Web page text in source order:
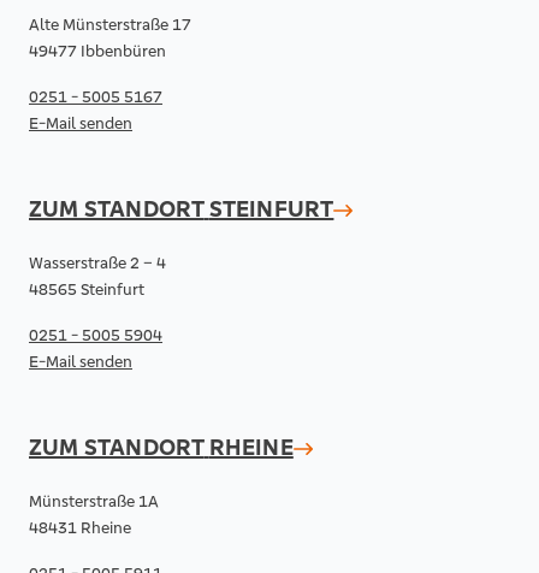
Alte Münsterstraße 17
49477 Ibbenbüren
0251 - 5005 5167
E-Mail senden
ZUM STANDORTSTEINFURT
Wasserstraße 2 – 4
48565 Steinfurt
0251 - 5005 5904
E-Mail senden
ZUM STANDORT RHEINE
Münsterstraße 1A
48431 Rheine